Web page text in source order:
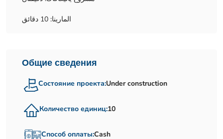
المارينا: 10 دقائق
Общие сведения
Состояние проекта:Under construction
Количество единиц:10
Способ оплаты:Cash